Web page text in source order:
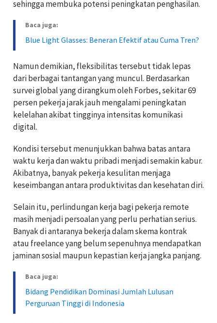
sehingga membuka potensi peningkatan penghasilan.
Baca juga:
Blue Light Glasses: Beneran Efektif atau Cuma Tren?
Namun demikian, fleksibilitas tersebut tidak lepas
dari berbagai tantangan yang muncul. Berdasarkan
survei global yang dirangkum oleh Forbes, sekitar 69
persen pekerja jarak jauh mengalami peningkatan
kelelahan akibat tingginya intensitas komunikasi
digital.
Kondisi tersebut menunjukkan bahwa batas antara
waktu kerja dan waktu pribadi menjadi semakin kabur.
Akibatnya, banyak pekerja kesulitan menjaga
keseimbangan antara produktivitas dan kesehatan diri.
Selain itu, perlindungan kerja bagi pekerja remote
masih menjadi persoalan yang perlu perhatian serius.
Banyak di antaranya bekerja dalam skema kontrak
atau freelance yang belum sepenuhnya mendapatkan
jaminan sosial maupun kepastian kerja jangka panjang.
Baca juga:
Bidang Pendidikan Dominasi Jumlah Lulusan
Perguruan Tinggi di Indonesia